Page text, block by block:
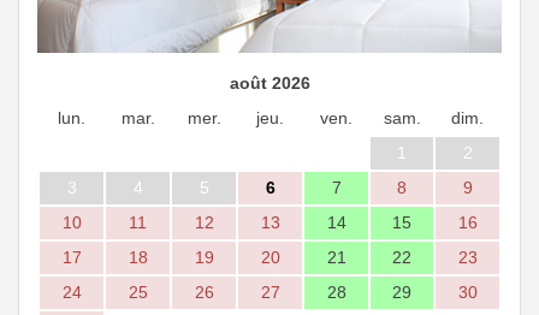
août 2026
lun.
mar. mer. jeu. ven. sam.
dim.
1
2
3
4 5 6 7 8
9
10
11 12 13 14 15
16
17
18 19 20 21 22
23
24
25 26 27 28 29
30